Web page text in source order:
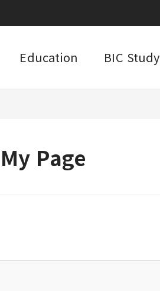
Education BIC Study
My Page